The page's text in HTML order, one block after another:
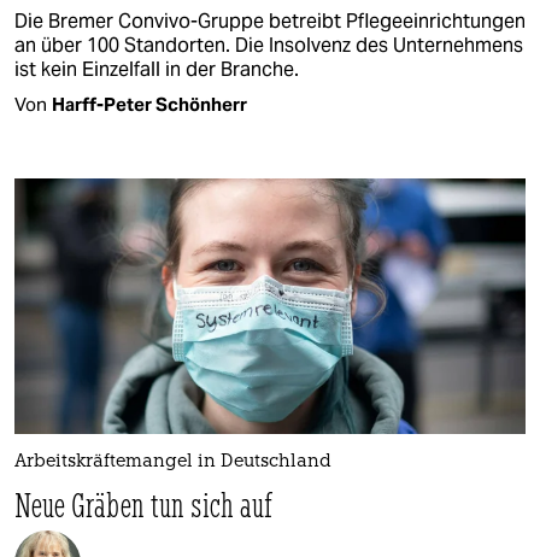
Die Bremer Convivo-Gruppe betreibt Pflegeeinrichtungen
an über 100 Standorten. Die Insolvenz des Unternehmens
ist kein Einzelfall in der Branche.
Von Harff-Peter Schönherr
Arbeitskräftemangel in Deutschland
Neue Gräben tun sich auf